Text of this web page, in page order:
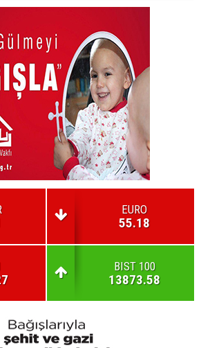
EURO
55.18
BIST 100
13873.58